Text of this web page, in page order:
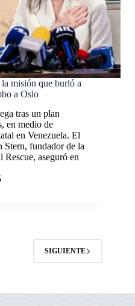
misión que burló a
a Oslo
tras un plan
en medio de
en Venezuela. El
Stern, fundador de la
aseguró en
SIGUIENTE